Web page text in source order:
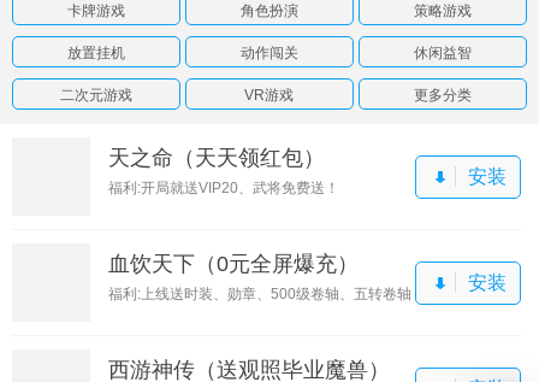
卡牌游戏 角色扮演 策略游戏
放置挂机 动作闯关 休闲益智
二次元游戏 VR游戏 更多分类
天之命（天天领红包）
福利:开局就送VIP20、武将免费送！
安装
血饮天下（0元全屏爆充）
福利:上线送时装、勋章、500级卷轴、五转卷轴
安装
西游神传（送观照毕业魔兽）